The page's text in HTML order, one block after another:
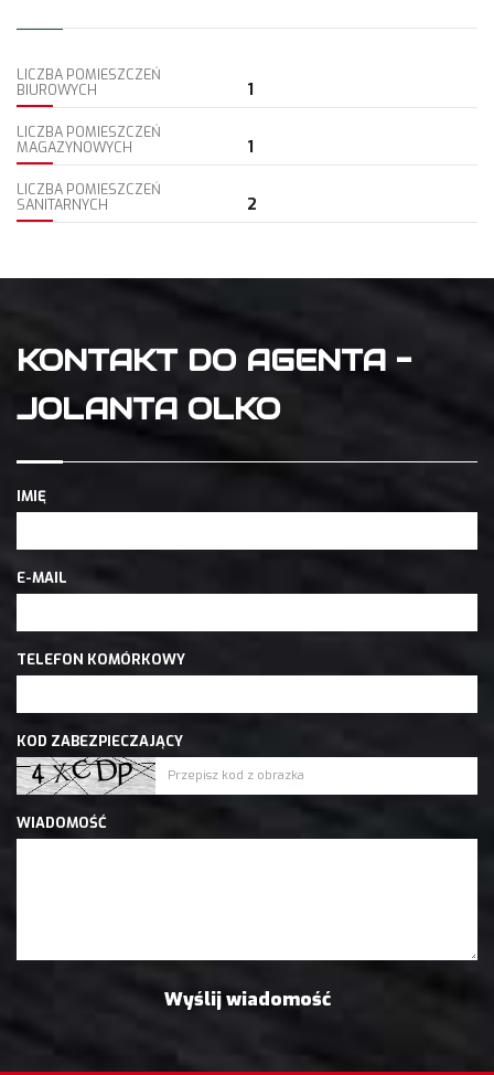
LICZBA POMIESZCZEŃ
BIUROWYCH
1
LICZBA POMIESZCZEŃ
MAGAZYNOWYCH
1
LICZBA POMIESZCZEŃ
SANITARNYCH
2
KONTAKT DO AGENTA -
JOLANTA OLKO
IMIĘ
E-MAIL
TELEFON KOMÓRKOWY
KOD ZABEZPIECZAJĄCY
WIADOMOŚĆ